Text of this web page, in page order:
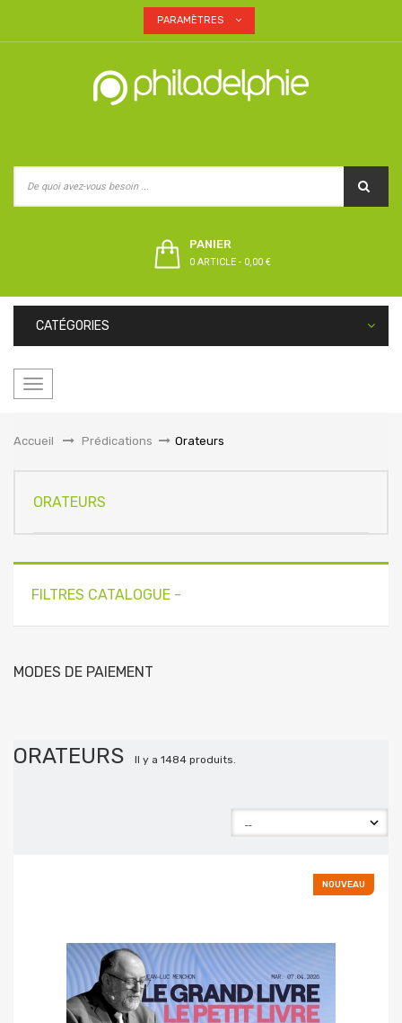
PARAMÈTRES
PANIER
0 ARTICLE - 0,00 €
CATÉGORIES
Basculer
Accueil
&gt;Prédications > Orateurs
ORATEURS
FILTRES CATALOGUE -
MODES DE PAIEMENT
ORATEURS Il y a 1484 produits.
NOUVEAU